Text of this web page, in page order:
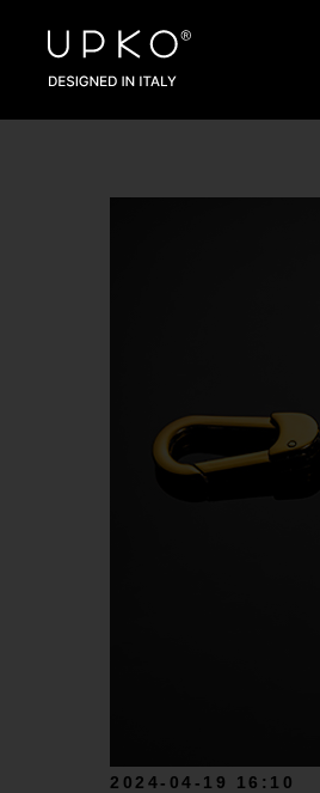
2024-04-19 16:10